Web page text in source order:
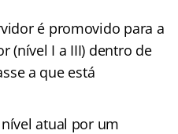
é promovido para a
(nível I a III) dentro de
a que está
atual por um